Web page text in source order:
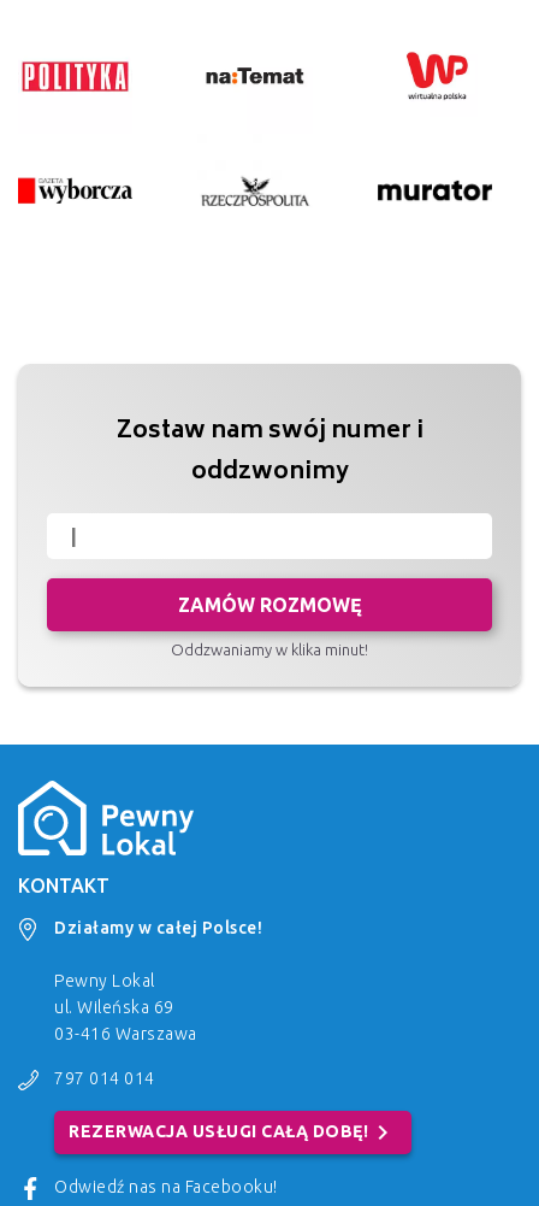
Zostaw nam swój numer i
oddzwonimy
ZAMÓW ROZMOWĘ
Oddzwaniamy w klika minut!
KONTAKT
Działamy w całej Polsce!
Pewny Lokal
ul. Wileńska 69
03-416 Warszawa
797 014 014
REZERWACJA USŁUGI CAŁĄ DOBĘ! chevron_right
Odwiedź nas na Facebooku!